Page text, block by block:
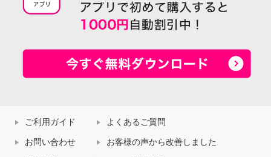
ご利用ガイド よくあるご質問
お問い合わせ お客様の声から改善しました